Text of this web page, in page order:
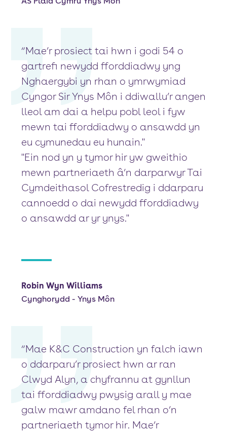
“Mae’r prosiect tai hwn i godi 54 o
gartrefi newydd fforddiadwy yng
Nghaergybi yn rhan o ymrwymiad
Cyngor Sir Ynys Môn i ddiwallu’r angen
lleol am dai a helpu pobl leol i fyw
mewn tai fforddiadwy o ansawdd yn
eu cymunedau eu hunain."
"Ein nod yn y tymor hir yw gweithio
mewn partneriaeth â’n darparwyr Tai
Cymdeithasol Cofrestredig i ddarparu
cannoedd o dai newydd fforddiadwy
o ansawdd ar yr ynys."
Robin Wyn Williams
Cynghorydd - Ynys Môn
“Mae K&C Construction yn falch iawn
o ddarparu’r prosiect hwn ar ran
Clwyd Alyn, a chyfrannu at gynllun
tai fforddiadwy pwysig arall y mae
galw mawr amdano fel rhan o’n
partneriaeth tymor hir. Mae’r